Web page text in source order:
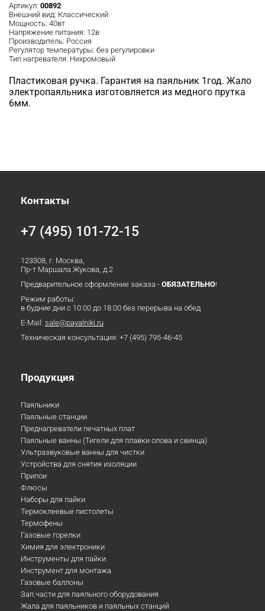
Артикул: 00892
Внешний вид: Классический
Мощность: 40вт
Напряжение питания: 12в
Производитель: Россия
Регулятор температуры: без регулировки
Тип нагревателя: Нихромовый
Пластиковая ручка. Гарантия на паяльник 1год. Жало
электропаяльника изготовляется из медного прутка
6мм.
Контакты
+7 (495) 101-72-15
123308, г. Москва,
Пр-т Маршала Жукова, д.2
Предварительное оформление заказа - ОБЯЗАТЕЛЬНО!
Режим работы:
в будние дни с 10:00 до 18:00 без перерыва на обед
E-Mail: sale@payalniki.ru
Техническая консультация: +7 (495) 795-46-45
Продукция
Паяльники
Паяльные станции
Преднагреватели печатных плат
Паяльные ванны (Тигели для плавки олова и свинца)
Ультразвуковые ванны для чистки
Устройства для снятия изоляции
Припои
Флюсы
Наборы для пайки
Термоклеевые пистолеты
Термофены
Газовые горелки
Химия для электроники
Инструменты для пайки
Инструмент для монтажа
Газовые баллоны
Зап.части для паяльного оборудования
Жала для паяльников и паяльных станций